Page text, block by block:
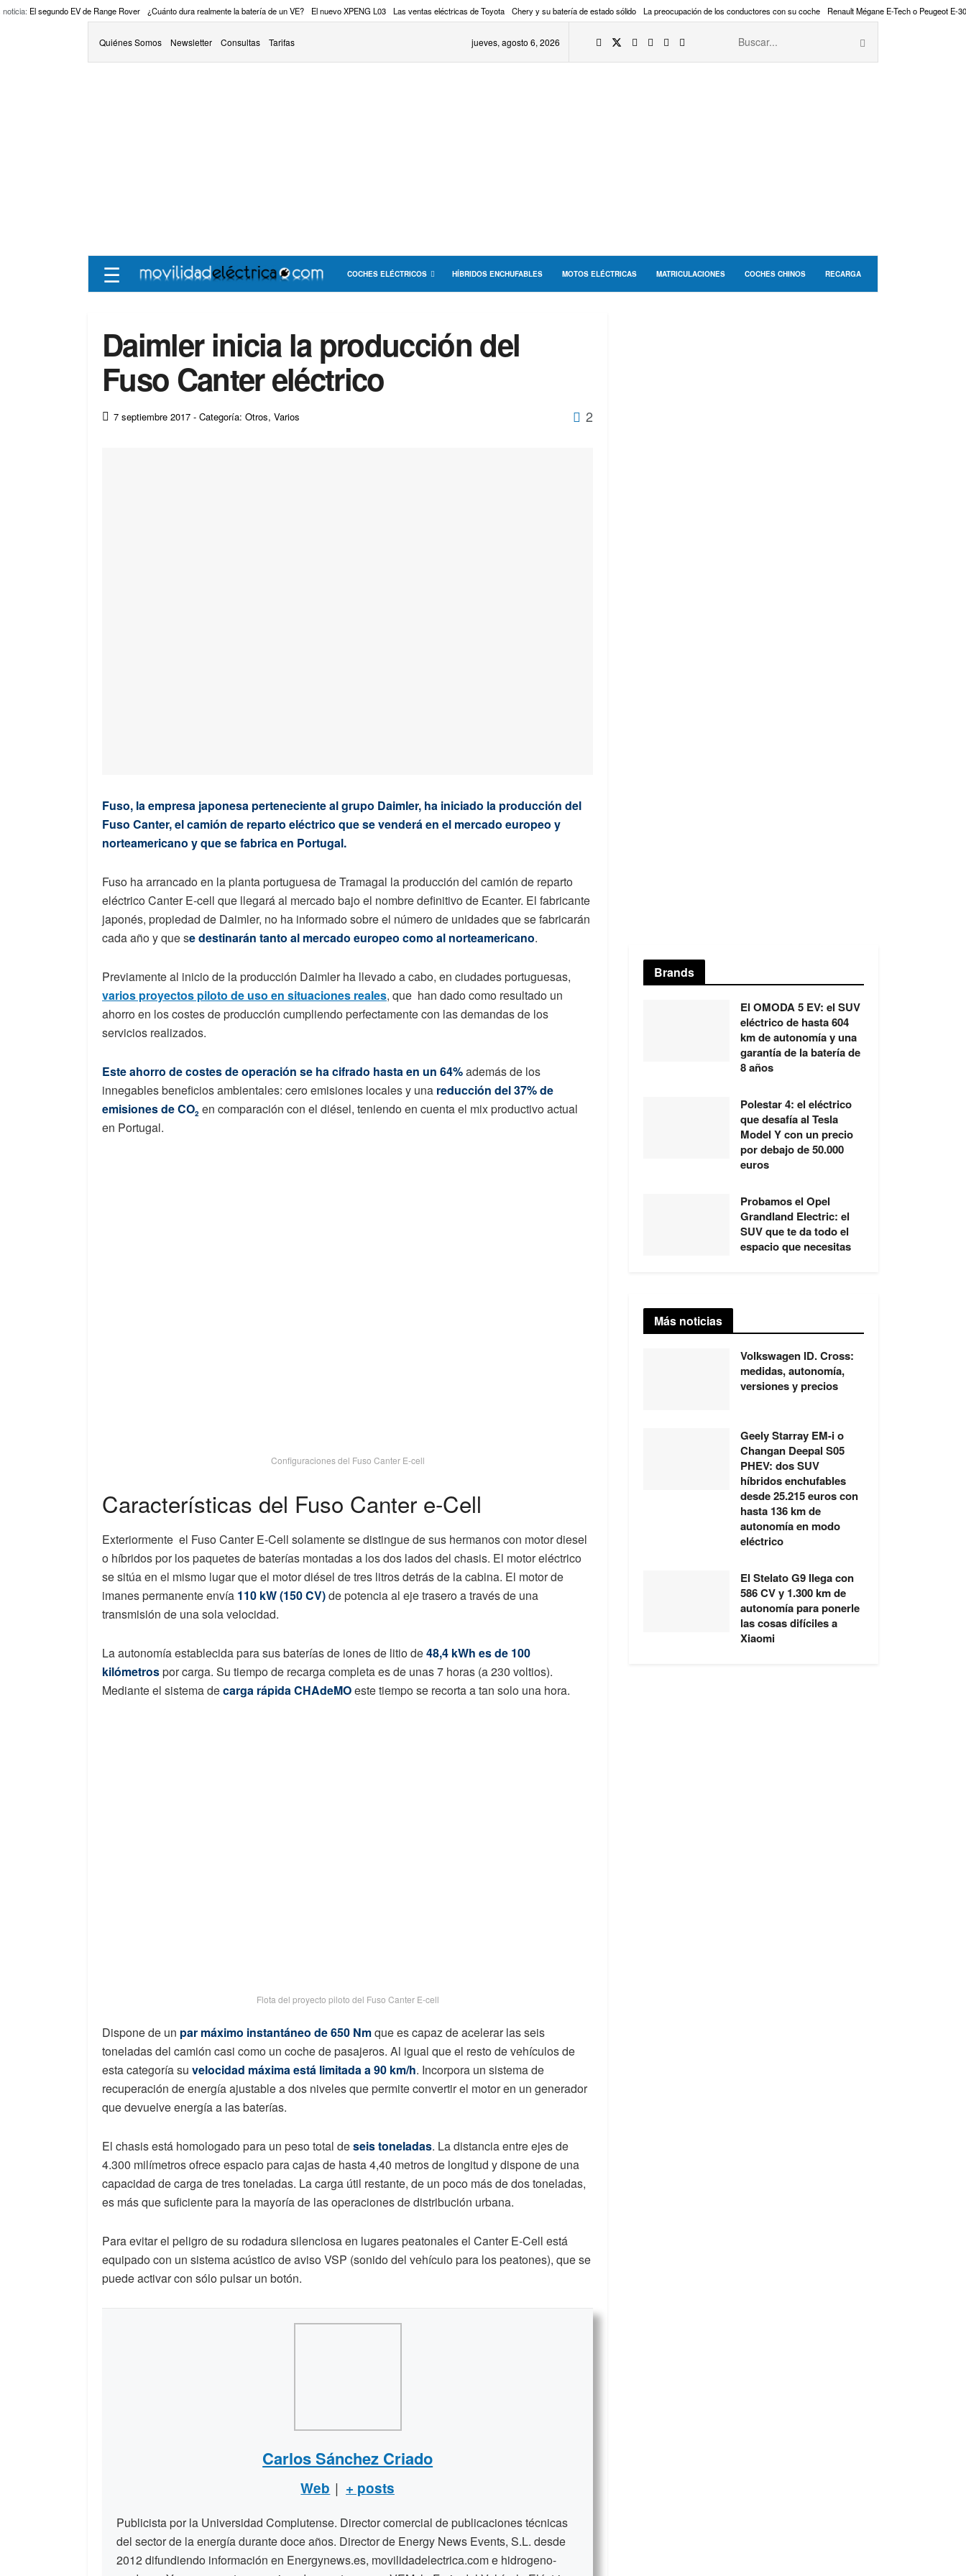
noticia: El segundo EV de Range Rover ¿Cuánto dura realmente la batería de un VE? El nuevo XPENG L03 Las ventas eléctricas de Toyota Chery y su batería de estado sólido La preocupación de los conductores con su coche Renault Mégane E-Tech o Peugeot E-
Quiénes Somos Newsletter Consultas Tarifas jueves, agosto 6, 2026
☰ COCHES ELÉCTRICOS HÍBRIDOS ENCHUFABLES MOTOS ELÉCTRICAS MATRICULACIONES COCHES CHINOS RECARGA
Daimler inicia la producción del
Fuso Canter eléctrico
7 septiembre 2017 - Categoría: Otros, Varios 2
Fuso, la empresa japonesa perteneciente al grupo Daimler, ha iniciado la producción del
Fuso Canter, el camión de reparto eléctrico que se venderá en el mercado europeo y
norteamericano y que se fabrica en Portugal.
Fuso ha arrancado en la planta portuguesa de Tramagal la producción del camión de reparto
eléctrico Canter E-cell que llegará al mercado bajo el nombre definitivo de Ecanter. El fabricante
japonés, propiedad de Daimler, no ha informado sobre el número de unidades que se fabricarán
cada año y que se destinarán tanto al mercado europeo como al norteamericano.
Previamente al inicio de la producción Daimler ha llevado a cabo, en ciudades portuguesas,
varios proyectos piloto de uso en situaciones reales, que han dado como resultado un
ahorro en los costes de producción cumpliendo perfectamente con las demandas de los
servicios realizados.
Este ahorro de costes de operación se ha cifrado hasta en un 64%además de los
innegables beneficios ambientales: cero emisiones locales y una reducción del 37% de
emisiones de CO2 en comparación con el diésel, teniendo en cuenta el mix productivo actual
en Portugal.
Configuraciones del Fuso Canter E-cell
Características del Fuso Canter e-Cell
Exteriormente el Fuso Canter E-Cell solamente se distingue de sus hermanos con motor diesel
o híbridos por los paquetes de baterías montadas a los dos lados del chasis. El motor eléctrico
se sitúa en el mismo lugar que el motor diésel de tres litros detrás de la cabina. El motor de
imanes permanente envía 110 kW (150 CV)de potencia al eje trasero a través de una
transmisión de una sola velocidad.
La autonomía establecida para sus baterías de iones de litio de48,4 kWh es de 100
kilómetrospor carga. Su tiempo de recarga completa es de unas 7 horas (a 230 voltios).
Mediante el sistema decarga rápida CHAdeMOeste tiempo se recorta a tan solo una hora.
Flota del proyecto piloto del Fuso Canter E-cell
Dispone de un par máximo instantáneo de 650 Nmque es capaz de acelerar las seis
toneladas del camión casi como un coche de pasajeros. Al igual que el resto de vehículos de
esta categoría su velocidad máxima está limitada a 90 km/h. Incorpora un sistema de
recuperación de energía ajustable a dos niveles que permite convertir el motor en un generador
que devuelve energía a las baterías.
El chasis está homologado para un peso total deseis toneladas. La distancia entre ejes de
4.300 milímetros ofrece espacio para cajas de hasta 4,40 metros de longitud y dispone de una
capacidad de carga de tres toneladas. La carga útil restante, de un poco más de dos toneladas,
es más que suficiente para la mayoría de las operaciones de distribución urbana.
Para evitar el peligro de su rodadura silenciosa en lugares peatonales el Canter E-Cell está
equipado con un sistema acústico de aviso VSP (sonido del vehículo para los peatones), que se
puede activar con sólo pulsar un botón.
Carlos Sánchez Criado
Web | + posts
Publicista por la Universidad Complutense. Director comercial de publicaciones técnicas
del sector de la energía durante doce años. Director de Energy News Events, S.L. desde
2012 difundiendo información en Energynews.es, movilidadelectrica.com e hidrogeno-
Brands
El OMODA 5 EV: el SUV
eléctrico de hasta 604
km de autonomía y una
garantía de la batería de
8 años
Polestar 4: el eléctrico
que desafía al Tesla
Model Y con un precio
por debajo de 50.000
euros
Probamos el Opel
Grandland Electric: el
SUV que te da todo el
espacio que necesitas
Más noticias
Volkswagen ID. Cross:
medidas, autonomía,
versiones y precios
Geely Starray EM-i o
Changan Deepal S05
PHEV: dos SUV
híbridos enchufables
desde 25.215 euros con
hasta 136 km de
autonomía en modo
eléctrico
El Stelato G9 llega con
586 CV y 1.300 km de
autonomía para ponerle
las cosas difíciles a
Xiaomi